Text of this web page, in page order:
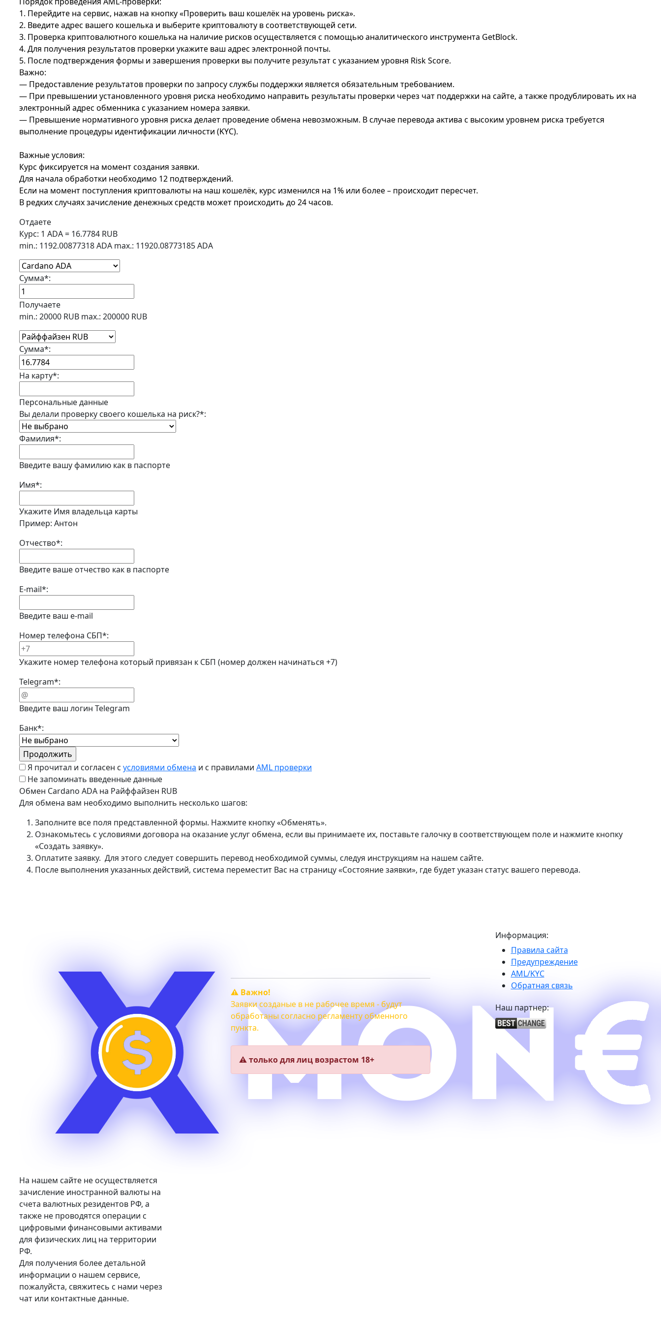
1. Перейдите на сервис, нажав на кнопку «Проверить ваш кошелёк на уровень риска».
2. Введите адрес вашего кошелька и выберите криптовалюту в соответствующей сети.
3. Проверка криптовалютного кошелька на наличие рисков осуществляется с помощью аналитического инструмента GetBlock.
4. Для получения результатов проверки укажите ваш адрес электронной почты.
5. После подтверждения формы и завершения проверки вы получите результат с указанием уровня Risk Score.
Важно:
— Предоставление результатов проверки по запросу службы поддержки является обязательным требованием.
— При превышении установленного уровня риска необходимо направить результаты проверки через чат поддержки на сайте, а также продублировать их на
электронный адрес обменника с указанием номера заявки.
— Превышение нормативного уровня риска делает проведение обмена невозможным. В случае перевода актива с высоким уровнем риска требуется
выполнение процедуры идентификации личности (KYC).
Важные условия:
Курс фиксируется на момент создания заявки.
Для начала обработки необходимо 12 подтверждений.
Если на момент поступления криптовалюты на наш кошелёк, курс изменился на 1% или более – происходит пересчет.
В редких случаях зачисление денежных средств может происходить до 24 часов.
Отдаете
Курс: 1 ADA = 16.7784 RUB
min.: 1192.00877318 ADA max.: 11920.08773185 ADA
Сумма*:
Получаете
min.: 20000 RUB max.: 200000 RUB
Сумма*:
На карту*:
Персональные данные
Вы делали проверку своего кошелька на риск?*:
Фамилия*:
Введите вашу фамилию как в паспорте
Имя*:
Укажите Имя владельца карты
Пример: Антон
Отчество*:
Введите ваше отчество как в паспорте
E-mail*:
Введите ваш e-mail
Номер телефона СБП*:
Укажите номер телефона который привязан к СБП (номер должен начинаться +7)
Telegram*:
Введите ваш логин Telegram
Банк*:
Я прочитал и согласен с условиями обмена и с правилами AML проверки
Не запоминать введенные данные
Обмен Cardano ADA на Райффайзен RUB
Для обмена вам необходимо выполнить несколько шагов:
Заполните все поля представленной формы. Нажмите кнопку «Обменять».
Ознакомьтесь с условиями договора на оказание услуг обмена, если вы принимаете их, поставьте галочку в соответствующем поле и нажмите кнопку
«Создать заявку».
Оплатите заявку. Для этого следует совершить перевод необходимой суммы, следуя инструкциям на нашем сайте.
После выполнения указанных действий, система переместит Вас на страницу «Состояние заявки», где будет указан статус вашего перевода.
На нашем сайте не осуществляется
зачисление иностранной валюты на
счета валютных резидентов РФ, а
также не проводятся операции с
цифровыми финансовыми активами
для физических лиц на территории
РФ.
Для получения более детальной
информации о нашем сервисе,
пожалуйста, свяжитесь с нами через
чат или контактные данные.
⚠️ Важно!
Заявки созданые в не рабочее время - будут
обработаны согласно регламенту обменного
пункта.
⚠️ только для лиц возрастом 18+
Информация:
Правила сайта
Предупреждение
AML/KYC
Обратная связь
Наш партнер: